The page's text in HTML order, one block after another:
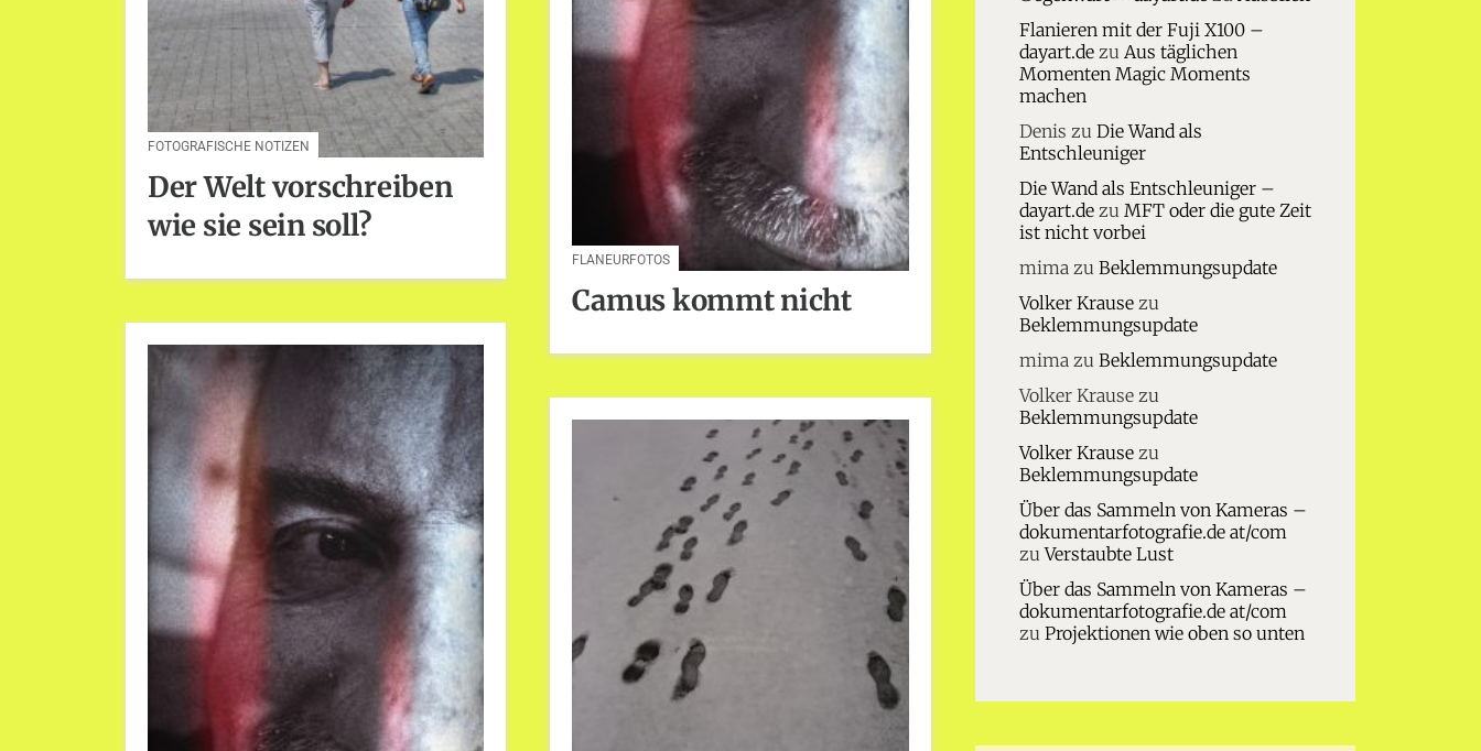
FOTOGRAFISCHE NOTIZEN
Der Welt vorschreiben
wie sie sein soll?
FLANEURFOTOS
Camus kommt nicht
Flanieren mit der Fuji X100 –
dayart.dezu Aus täglichen
Momenten Magic Moments
machen
Denis zu Die Wand als
Entschleuniger
Die Wand als Entschleuniger –
dayart.dezu MFT oder die gute Zeit
ist nicht vorbei
mimazu Beklemmungsupdate
Volker Krausezu
Beklemmungsupdate
mimazu Beklemmungsupdate
Volker Krausezu
Beklemmungsupdate
Volker Krausezu
Beklemmungsupdate
Über das Sammeln von Kameras –
dokumentarfotografie.de at/com
zuVerstaubte Lust
Über das Sammeln von Kameras –
dokumentarfotografie.de at/com
zu Projektionen wie oben so unten